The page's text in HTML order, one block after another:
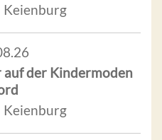
auf der Kindermoden